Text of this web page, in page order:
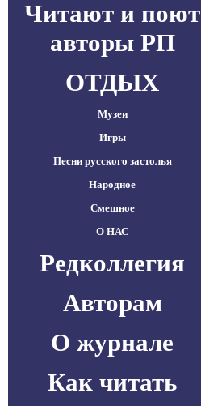
Читают и поют
авторы РП
ОТДЫХ
Музеи
Игры
Песни русского застолья
Народное
Смешное
О НАС
Редколлегия
Авторам
О журнале
Как читать